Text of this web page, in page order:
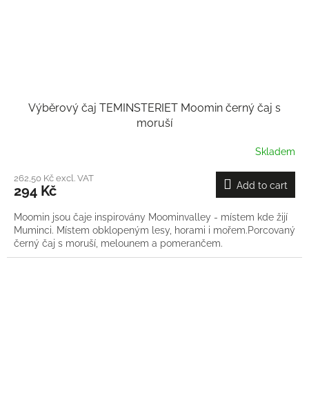
Výběrový čaj TEMINSTERIET Moomin černý čaj s
moruší
Skladem
262,50 Kč excl. VAT
294 Kč Add to cart
Moomin jsou čaje inspirovány Moominvalley - místem kde žijí
Muminci. Místem obklopeným lesy, horami i mořem.Porcovaný
černý čaj s moruší, melounem a pomerančem.